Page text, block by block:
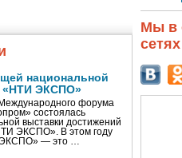
национальной
«НТИ ЭКСПО»
форума
состоялась
выставки достижений
ЭКСПО». В этом году
— это …
Мы в
сетях